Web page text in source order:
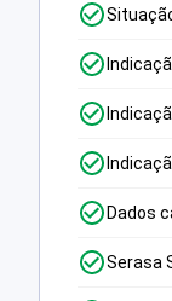
Dados
Serasa